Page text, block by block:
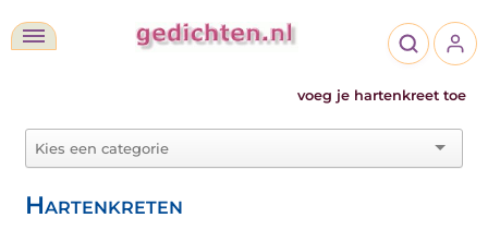
voeg je hartenkreet toe
Hartenkreten